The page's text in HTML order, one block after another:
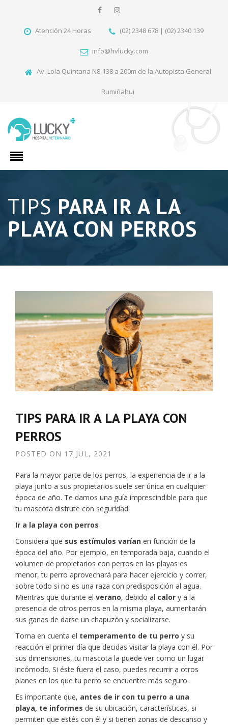
Atención 24 Horas (02) 2348 678 | (02) 2340 139
info@hvlucky.com
Av. Lola Quintana N8-138 a 200m de la Autopista General
Rumiñahui
TIPS PARA IR A LA
PLAYA CON PERROS
TIPS PARA IR A LA PLAYA CON
PERROS
POSTED ON 17 JUL, 2021
Para la mayor parte de los perros, la experiencia de ir a la
playa junto a sus propietarios suele ser única en cualquier
época de año. Te damos una guía imprescindible para que
tu mascota disfrute con seguridad.
Ir a la playa con perros
Considera que sus estímulos varían en función de la
época del año. Por ejemplo, en temporada baja, cuando el
volumen de propietarios con perros en las playas es
menor, tu perro aprovechará para hacer ejercicio y correr,
sobre todo si no es una raza con predisposición al agua.
Mientras que durante el verano, debido al calor y a la
presencia de otros perros en la misma playa, aumentarán
sus ganas de darse un chapuzón y socializarse.
Toma en cuenta el temperamento de tu perro y su
reacción el primer día que decidas visitar la playa con él. Por
sus dimensiones, tu mascota la puede ver como un lugar
incómodo. Si éste fuera el caso, puedes recurrir a otros
planes en los que tu perro se encuentre más seguro.
Es importante que, antes de ir con tu perro a una
playa, te informes de su ubicación, características, si
permiten que estés con él y si tienen zonas de descanso y